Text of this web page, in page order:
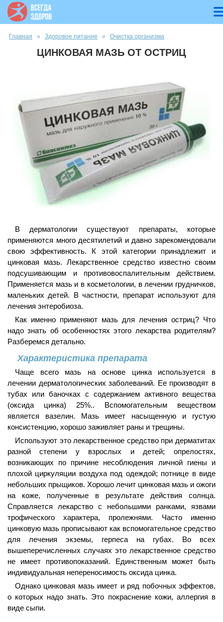
Вы здесь
Главная » Здоровое питание » Очистка организма
ЦИНКОВАЯ МАЗЬ ОТ ОСТРИЦ
В дерматологии существуют препараты, которые
применяются много десятилетий и давно зарекомендовали
свою эффективность. К этой категории принадлежит и
цинковая мазь. Лекарственное средство известно своим
подсушивающим и противовоспалительным действием.
Применяется мазь и в косметологии, в лечении грудничков,
маленьких детей. В частности, препарат используют для
лечения энтеробиоза.
Как именно применяют мазь для лечения остриц? Что
надо знать об особенностях этого лекарства родителям?
Разберемся детально.
Характеристика препарата
Чаще всего мазь на основе цинка используется в
лечении дерматологических заболеваний. Ее производят в
тубах или баночках с содержанием активного вещества
(оксида цинка) 25%.. Вспомогательным веществом
является вазелин. Мазь имеет насыщенную и густую
консистенцию, хорошо заживляет раны и трещины.
Используют это лекарственное средство при дерматитах
разной степени у взрослых и детей; опрелостях,
возникающих по причине несоблюдения личной гиены и
плохой циркуляции воздуха под одеждой; потнице в виде
небольших прыщиков. Хорошо лечит цинковая мазь и ожоги
на коже, полученные в результате действия солнца.
Справляется лекарство с небольшими ранками, язвами
трофического характера, пролежнями. Часто именно
цинковую мазь прописывают как вспомогательное средство
для лечения экземы, герпеса на губах. Во всех
вышеперечисленных случаях это лекарственное средство
не имеет противопоказаний. Единственным может быть
индивидуальная непереносимость оксида цинка.
Однако цинковая мазь имеет и ряд побочных эффектов,
о которых надо знать. Это покраснение кожи, аллергия в
виде сыпи.